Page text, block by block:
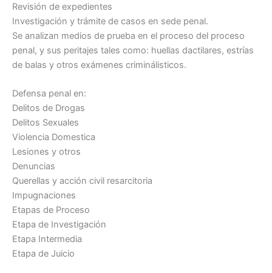
Revisión de expedientes
Investigación y trámite de casos en sede penal.
Se analizan medios de prueba en el proceso del proceso
penal, y sus peritajes tales como: huellas dactilares, estrías
de balas y otros exámenes criminálisticos.
Defensa penal en:
Delitos de Drogas
Delitos Sexuales
Violencia Domestica
Lesiones y otros
Denuncias
Querellas y acción civil resarcitoria
Impugnaciones
Etapas de Proceso
Etapa de Investigación
Etapa Intermedia
Etapa de Juicio